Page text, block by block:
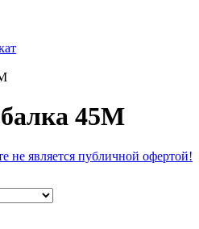
45М
не является публичной офертой!